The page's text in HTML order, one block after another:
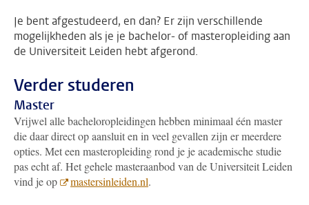
Je bent afgestudeerd, en dan? Er zijn verschillende
mogelijkheden als je je bachelor- of masteropleiding aan
de Universiteit Leiden hebt afgerond.
Verder studeren
Master
Vrijwel alle bacheloropleidingen hebben minimaal één master
die daar direct op aansluit en in veel gevallen zijn er meerdere
opties. Met een masteropleiding rond je je academische studie
pas echt af. Het gehele masteraanbod van de Universiteit Leiden
vind je op
mastersinleiden.nl.